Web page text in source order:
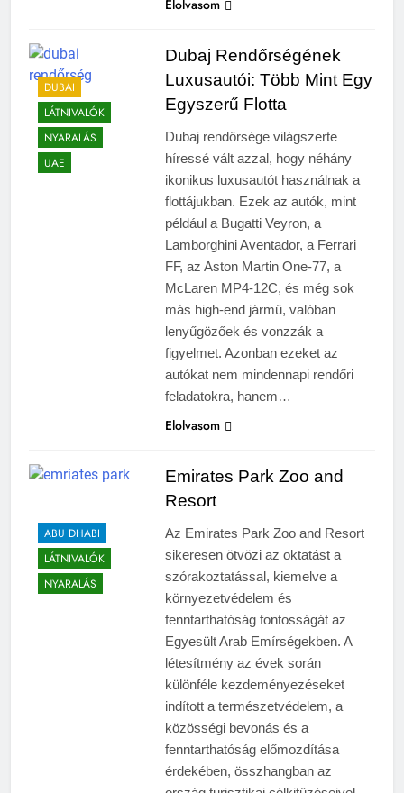
Elolvasom
DUBAI
LÁTNIVALÓK
NYARALÁS
UAE
Dubaj Rendőrségének
Luxusautói: Több Mint Egy
Egyszerű Flotta
Dubaj rendőrsége világszerte
híressé vált azzal, hogy néhány
ikonikus luxusautót használnak a
flottájukban. Ezek az autók, mint
például a Bugatti Veyron, a
Lamborghini Aventador, a Ferrari
FF, az Aston Martin One-77, a
McLaren MP4-12C, és még sok
más high-end jármű, valóban
lenyűgözőek és vonzzák a
figyelmet. Azonban ezeket az
autókat nem mindennapi rendőri
feladatokra, hanem…
Elolvasom
ABU DHABI
LÁTNIVALÓK
NYARALÁS
Emirates Park Zoo and
Resort
Az Emirates Park Zoo and Resort
sikeresen ötvözi az oktatást a
szórakoztatással, kiemelve a
környezetvédelem és
fenntarthatóság fontosságát az
Egyesült Arab Emírségekben. A
létesítmény az évek során
különféle kezdeményezéseket
indított a természetvédelem, a
közösségi bevonás és a
fenntarthatóság előmozdítása
érdekében, összhangban az